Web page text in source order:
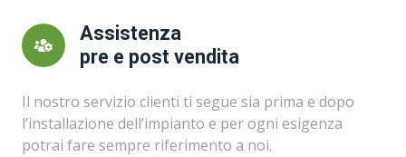
Assistenza
pre e post vendita
Il nostro servizio clienti ti segue sia prima e dopo
l’installazione dell’impianto e per ogni esigenza
potrai fare sempre riferimento a noi.